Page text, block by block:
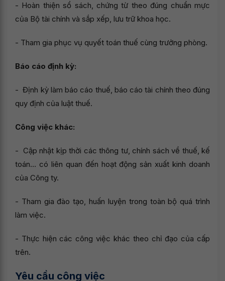
- Hoàn thiện sổ sách, chứng từ theo đúng chuẩn mực
của Bộ tài chính và sắp xếp, lưu trữ khoa học.
- Tham gia phục vụ quyết toán thuế cùng trưởng phòng.
Báo cáo định kỳ:
- Định kỳ làm báo cáo thuế, báo cáo tài chính theo đúng
quy định của luật thuế.
Công việc khác:
- Cập nhật kịp thời các thông tư, chính sách về thuế, kế
toán… có liên quan đến hoạt động sản xuất kinh doanh
của Công ty.
- Tham gia đào tạo, huấn luyện trong toàn bộ quá trình
làm việc.
- Thực hiện các công việc khác theo chỉ đạo của cấp
trên.
Yêu cầu công việc